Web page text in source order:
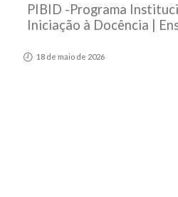
PIBID -Programa
Iniciação à Docência |
18 de maio de 2026